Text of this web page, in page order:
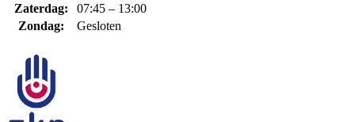
Zaterdag:
07:45 – 13:00
Zondag:
Gesloten